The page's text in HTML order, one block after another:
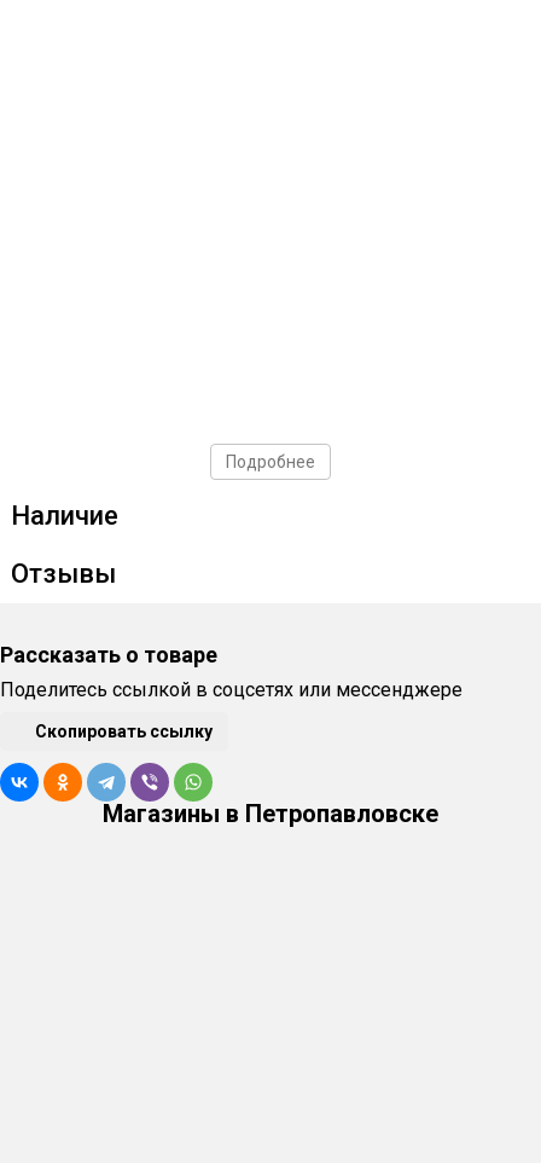
Подробнее
Наличие
Отзывы
Рассказать о товаре
Поделитесь ссылкой в соцсетях или мессенджере
Скопировать ссылку
Магазины в Петропавловске